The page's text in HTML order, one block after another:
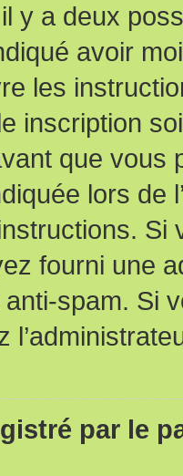
y a deux
avoir
les
inscription
que
lors de
Si
fourni une
spam. Si
par le